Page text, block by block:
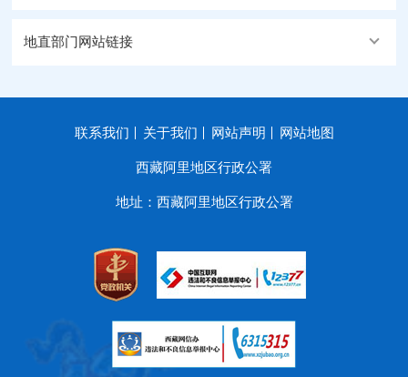
地直部门网站链接
联系我们 关于我们 网站声明 网站地图
西藏阿里地区行政公署
地址：西藏阿里地区行政公署